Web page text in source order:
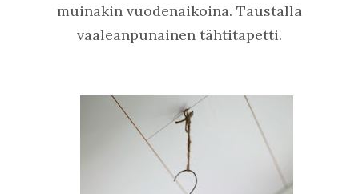
muinakin vuodenaikoina. Taustalla
vaaleanpunainen tähtitapetti.